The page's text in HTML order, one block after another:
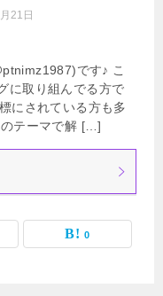
21日
です♪ こ
に取り組んでる方で
にされている方も多
のテーマで解 […]
0